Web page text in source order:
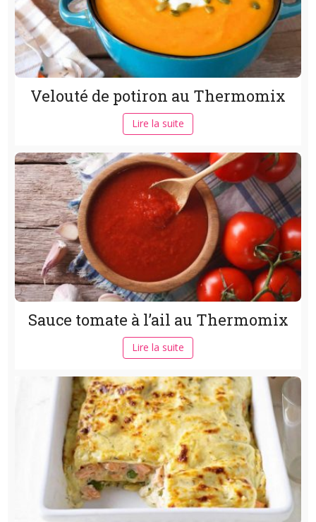
Velouté de potiron au Thermomix
Lire la suite
Sauce tomate à l’ail au Thermomix
Lire la suite